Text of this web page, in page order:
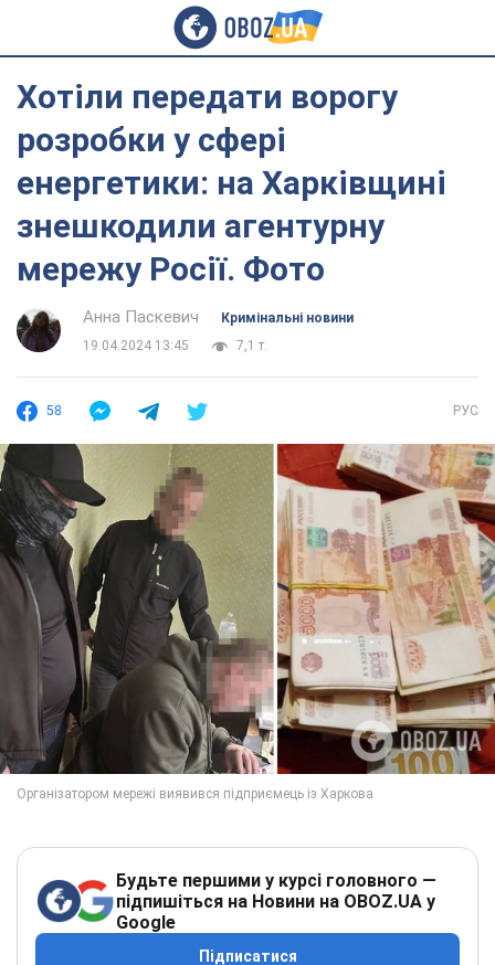
Хотіли передати ворогу
розробки у сфері
енергетики: на Харківщині
знешкодили агентурну
мережу Росії. Фото
Анна Паскевич
Кримінальні новини
19.04.2024 13:45
7,1 т.
58 РУС
Будьте першими у курсі головного —
підпишіться на Новини на OBOZ.UA у
Google
Підписатися